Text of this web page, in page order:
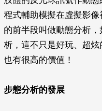
程式輔助模擬在虛擬影
的前半段叫做動態分析
析，這不只是好玩、超
也有很高的價值！
步態分析的發展